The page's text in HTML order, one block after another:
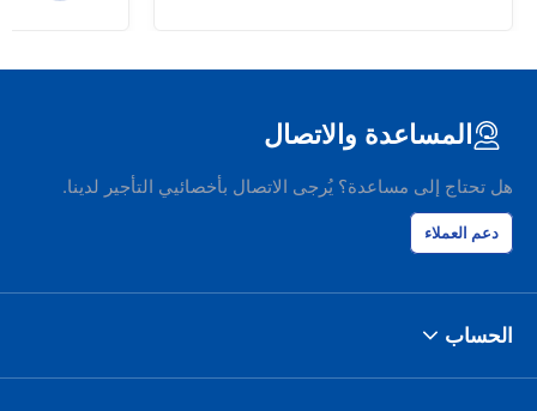
المساعدة والاتصال
هل تحتاج إلى مساعدة؟ يُرجى الاتصال بأخصائيي التأجير لدينا.
دعم العملاء
الحساب